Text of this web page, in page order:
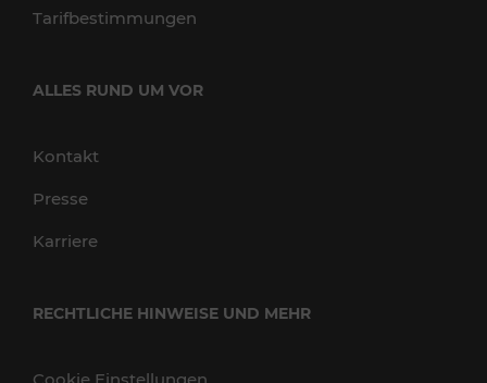
Tarifbestimmungen
ALLES RUND UM VOR
Kontakt
Presse
Karriere
RECHTLICHE HINWEISE UND MEHR